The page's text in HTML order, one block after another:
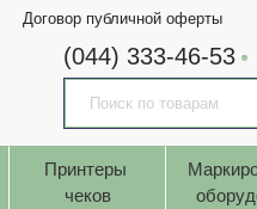
Договор публичной оферты
(044) 333-46-53
Принтеры
чеков